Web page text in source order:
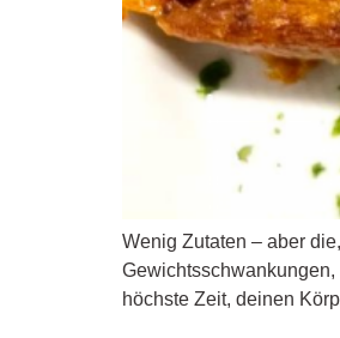
Wenig Zutaten – aber
höchste Zeit, deinen